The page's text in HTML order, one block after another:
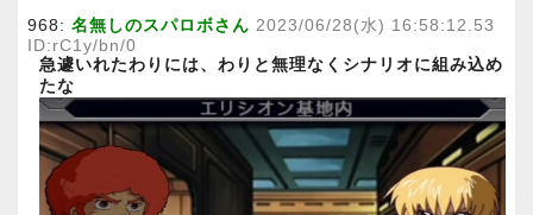
968: 名無しのスパロボさん 2023/06/28(水) 16:58:12.53
ID:rC1y/bn/0
急遽いれたわりには、わりと無理なくシナリオに組み込め
たな